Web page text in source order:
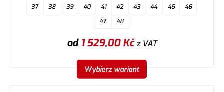
37 38 39 40 41 42 43 44 45
46
47
48
od 1 529,00Kčz VAT
Wybierz wariant